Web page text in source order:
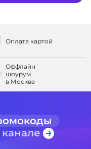
Оплата картой
Оффлайн
шоурум
в Москве